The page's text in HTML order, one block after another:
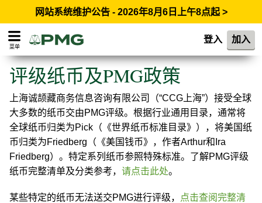
网站系统维护公告 - 2026年8月6日上午8点起 >
菜单
登入 加入
评级纸币及PMG政策
上海诚颉藏商务信息咨询有限公司（“CCG上海”）接受全球
大多数的纸币交由PMG评级。根据行业通用目录，通常将
全球纸币归类为Pick（《世界纸币标准目录》），将美国纸
币归类为Friedberg（《美国钱币》，作者Arthur和Ira
Friedberg）。特定系列纸币参照特殊标准。了解PMG评级
纸币完整清单及分类参考， 请点击此处。
某些特定的纸币无法送交PMG进行评级，
点击查阅完整清